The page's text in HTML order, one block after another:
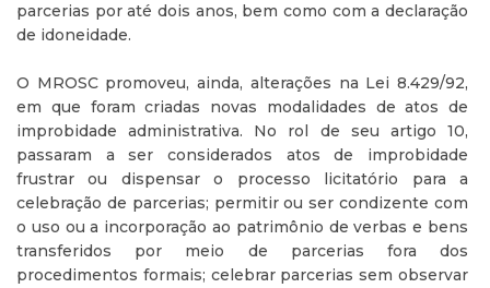
parcerias por até dois anos, bem como com a declaração
de idoneidade.
O MROSC promoveu, ainda, alterações na Lei 8.429/92,
em que foram criadas novas modalidades de atos de
improbidade administrativa. No rol de seu artigo 10,
passaram a ser considerados atos de improbidade
frustrar ou dispensar o processo licitatório para a
celebração de parcerias; permitir ou ser condizente com
o uso ou a incorporação ao patrimônio de verbas e bens
transferidos por meio de parcerias fora dos
procedimentos formais; celebrar parcerias sem observar